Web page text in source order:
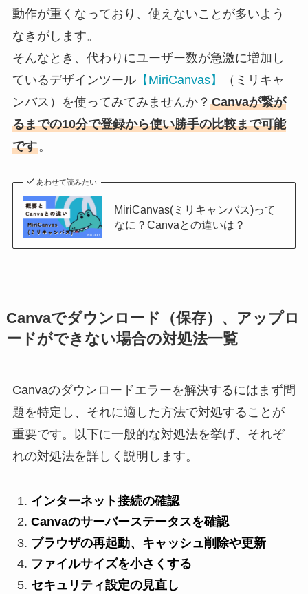
動作が重くなっており、使えないことが多いよう
なきがします。
そんなとき、代わりにユーザー数が急激に増加し
ているデザインツール【MiriCanvas】
（ミリキャ
ンバス）を使ってみてみませんか？ Canvaが繋が
るまでの10分で登録から使い勝手の比較まで可能
です。
あわせて読みたい
MiriCanvas(ミリキャンバス)って
なに？Canvaとの違いは？
Canvaでダウンロード（保存）、アップロ
ードができない場合の対処法一覧
Canvaのダウンロードエラーを解決するにはまず問
題を特定し、それに適した方法で対処することが
重要です。以下に一般的な対処法を挙げ、それぞ
れの対処法を詳しく説明します。
インターネット接続の確認
Canvaのサーバーステータスを確認
ブラウザの再起動、キャッシュ削除や更新
ファイルサイズを小さくする
セキュリティ設定の見直し